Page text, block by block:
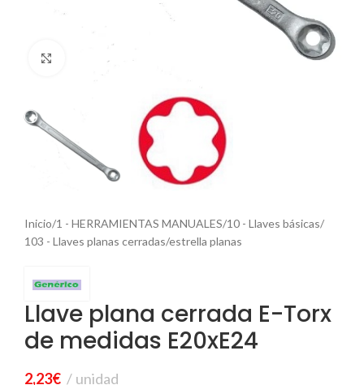
Inicio/1 - HERRAMIENTAS MANUALES/10 - Llaves básicas/
103 - Llaves planas cerradas/estrella planas
Llave plana cerrada E-Torx
de medidas E20xE24
2,23€ unidad